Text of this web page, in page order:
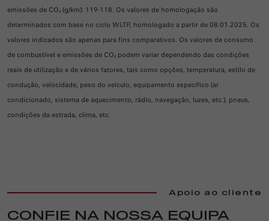
emissões de CO₂ (g/km): 119-118. Os valores de homologação são
determinados com base no ciclo WLTP, homologado a partir de 08.01.2025. Os
valores indicados são apenas para fins comparativos. Os valores de consumo
de combustível e emissões de CO₂ podem variar dependendo das condições
reais de utilização e de vários fatores, tais como opções, temperatura, estilo de
condução, velocidade, peso do veículo, equipamento específico (ar
condicionado, sistema de aquecimento, rádio, navegação, luzes, etc.), pneus,
condições da estrada, clima, etc.
Apoio ao cliente
CONFIE NA NOSSA EQUIPA